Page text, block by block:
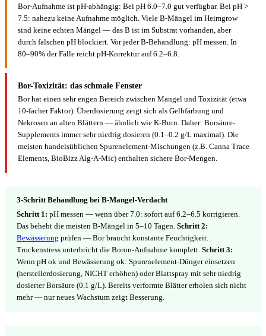
Bor-Aufnahme ist pH-abhängig: Bei pH 6.0–7.0 gut verfügbar. Bei pH >
7.5: nahezu keine Aufnahme möglich. Viele B-Mängel im Heimgrow
sind keine echten Mängel — das B ist im Substrat vorhanden, aber
durch falschen pH blockiert. Vor jeder B-Behandlung: pH messen. In
80–90% der Fälle reicht pH-Korrektur auf 6.2–6.8.
Bor-Toxizität: das schmale Fenster
Bor hat einen sehr engen Bereich zwischen Mangel und Toxizität (etwa
10-facher Faktor). Überdosierung zeigt sich als Gelbfärbung und
Nekrosen an alten Blättern — ähnlich wie K-Burn. Daher: Borsäure-
Supplements immer sehr niedrig dosieren (0.1–0.2 g/L maximal). Die
meisten handelsüblichen Spurenelement-Mischungen (z.B. Canna Trace
Elements, BioBizz Alg-A-Mic) enthalten sichere Bor-Mengen.
3-Schritt Behandlung bei B-Mangel-Verdacht
Schritt 1: pH messen — wenn über 7.0: sofort auf 6.2–6.5 korrigieren.
Das behebt die meisten B-Mängel in 5–10 Tagen. Schritt 2:
Bewässerung prüfen — Bor braucht konstante Feuchtigkeit.
Trockenstress unterbricht die Boron-Aufnahme komplett. Schritt 3:
Wenn pH ok und Bewässerung ok: Spurenelement-Dünger einsetzen
(herstellerdosierung, NICHT erhöhen) oder Blattspray mit sehr niedrig
dosierter Borsäure (0.1 g/L). Bereits verformte Blätter erholen sich nicht
mehr — nur neues Wachstum zeigt Besserung.